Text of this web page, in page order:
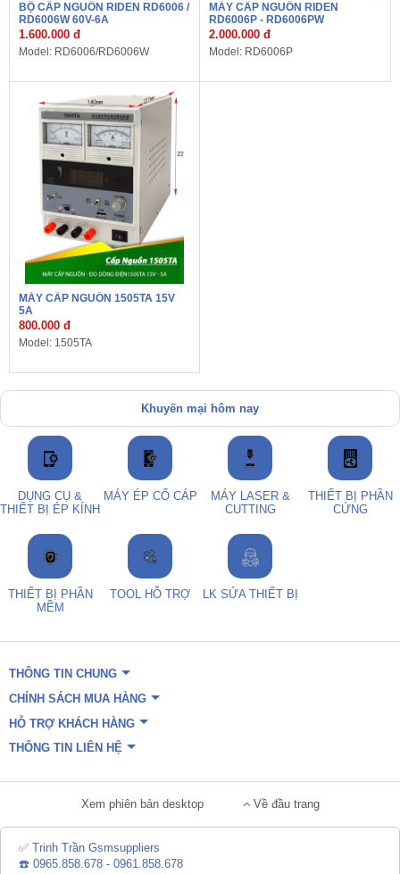
BỘ CẤP NGUỒN RIDEN RD6006 /
RD6006W 60V-6A
1.600.000 đ
Model: RD6006/RD6006W
MÁY CẤP NGUỒN RIDEN
RD6006P - RD6006PW
2.000.000 đ
Model: RD6006P
MÁY CẤP NGUỒN 1505TA 15V
5A
800.000 đ
Model: 1505TA
Khuyến mại hôm nay
DỤNG CỤ &
THIẾT BỊ ÉP KÍNH
MÁY ÉP CỔ CÁP
MÁY LASER &
CUTTING
THIẾT BỊ PHẦN
CỨNG
THIẾT BỊ PHẦN
MỀM
TOOL HỖ TRỢ LK SỬA THIẾT BỊ
THÔNG TIN CHUNG
CHÍNH SÁCH MUA HÀNG
HỖ TRỢ KHÁCH HÀNG
THÔNG TIN LIÊN HỆ
Xem phiên bản desktop Về đầu trang
✅ Trinh Trần Gsmsuppliers
☎️ 0965.858.678 - 0961.858.678